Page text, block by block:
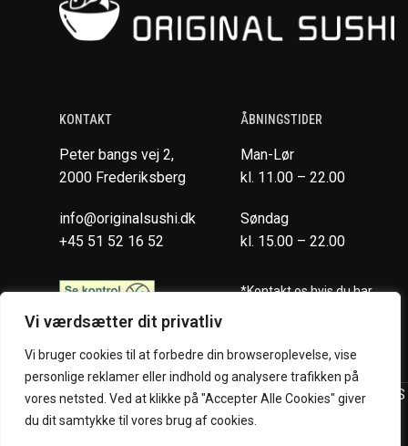
Vi værdsætter dit privatliv
Vi bruger cookies til at forbedre din browseroplevelse, vise
personlige reklamer eller indhold og analysere trafikken på
vores netsted. Ved at klikke på "Accepter Alle Cookies" giver
du dit samtykke til vores brug af cookies.
KONTAKT
Peter bangs vej 2,
2000 Frederiksberg
info@originalsushi.dk
+45 51 52 16 52
ÅBNINGSTIDER
Man-Lør
kl. 11.00 – 22.00
Søndag
kl. 15.00 – 22.00
*Kontakt os hvis du har
Original Sushi Restaurant @ 2024 | Powered byNemBestil ApS